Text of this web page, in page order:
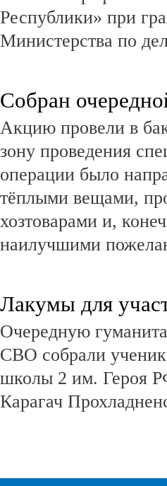
Республики» при
Министерства по
Собран
Акцию провели в
зону проведения
операции было
тёплыми вещами,
хозтоварами и,
наилучшими
Лакумы для
Очередную
СВО собрали
школы 2 им. Героя
Карагач